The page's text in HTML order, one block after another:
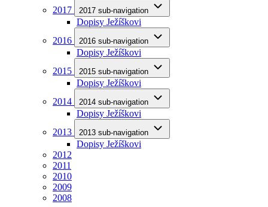
2017
2017 sub-navigation
Dopisy Ježíškovi
2016
2016 sub-navigation
Dopisy Ježíškovi
2015
2015 sub-navigation
Dopisy Ježíškovi
2014
2014 sub-navigation
Dopisy Ježíškovi
2013
2013 sub-navigation
Dopisy Ježíškovi
2012
2011
2010
2009
2008